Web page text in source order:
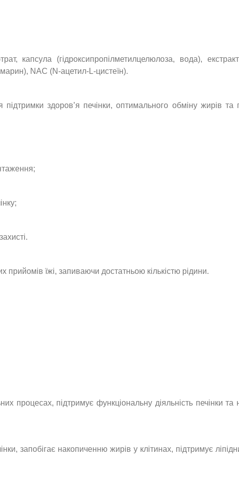
капсула (гідроксипропілметилцелюлоза, вода),
NAC (N-ацетил-L-цистеїн).
здоров’я печінки, оптимального обміну жирів та
їжі, запиваючи достатньою кількістю рідини.
процесах, підтримує функціональну діяльність печінки та
запобігає накопиченню жирів у клітинах, підтримує